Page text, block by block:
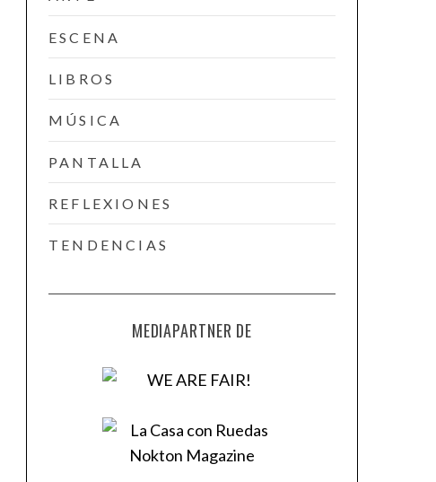
ESCENA
LIBROS
MÚSICA
PANTALLA
REFLEXIONES
TENDENCIAS
MEDIAPARTNER DE